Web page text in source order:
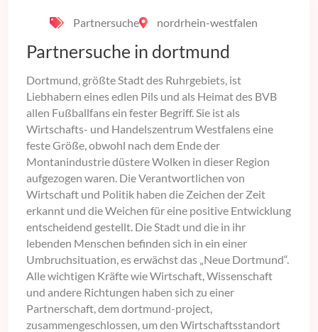
Partnersuche nordrhein-westfalen
Partnersuche in dortmund
Dortmund, größte Stadt des Ruhrgebiets, ist
Liebhabern eines edlen Pils und als Heimat des BVB
allen Fußballfans ein fester Begriff. Sie ist als
Wirtschafts- und Handelszentrum Westfalens eine
feste Größe, obwohl nach dem Ende der
Montanindustrie düstere Wolken in dieser Region
aufgezogen waren. Die Verantwortlichen von
Wirtschaft und Politik haben die Zeichen der Zeit
erkannt und die Weichen für eine positive Entwicklung
entscheidend gestellt. Die Stadt und die in ihr
lebenden Menschen befinden sich in ein einer
Umbruchsituation, es erwächst das „Neue Dortmund“.
Alle wichtigen Kräfte wie Wirtschaft, Wissenschaft
und andere Richtungen haben sich zu einer
Partnerschaft, dem dortmund-project,
zusammengeschlossen, um den Wirtschaftsstandort